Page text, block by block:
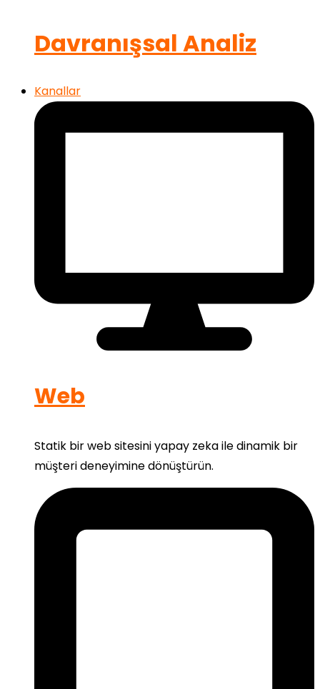
Davranışsal Analiz
Kanallar
Web
Statik bir web sitesini yapay zeka ile dinamik bir
müşteri deneyimine dönüştürün.